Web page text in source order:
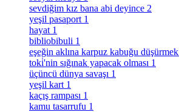
sevdiğim kız bana abi deyince 2
yeşil pasaport 1
hayat 1
bibliobibuli 1
eşeğin aklına karpuz kabuğu düşürmek
toki̇'nin sığınak yapacak olması 1
üçüncü dünya savaşı 1
yeşil kart 1
kaçış rampası 1
kamu tasarrufu 1